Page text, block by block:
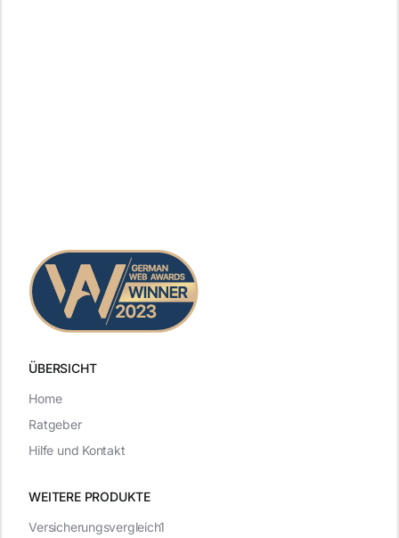
ÜBERSICHT
WEITERE PRODUKTE
Versicherungsvergleich1
Home
Ratgeber
Hilfe und Kontakt